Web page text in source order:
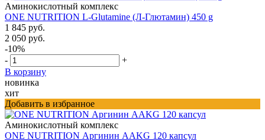
Аминокислотный комплекс
ONE NUTRITION L-Glutamine (Л-Глютамин) 450 g
1 845 руб.
2 050 руб.
-10%
-
+
В корзину
новинка
хит
Добавить в избранное
Аминокислотный комплекс
ONE NUTRITION Аргинин AAKG 120 капсул